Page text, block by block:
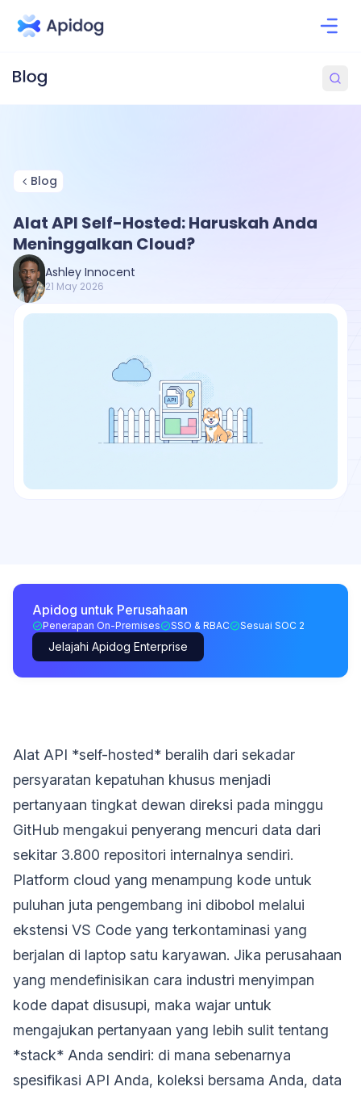
Blog
Alat API Self-Hosted: Haruskah Anda
Meninggalkan Cloud?
Ashley Innocent
21 May 2026
Apidog untuk Perusahaan
Penerapan On-Premises SSO & RBAC Sesuai SOC 2
Jelajahi Apidog Enterprise
Alat API *self-hosted* beralih dari sekadar
persyaratan kepatuhan khusus menjadi
pertanyaan tingkat dewan direksi pada minggu
GitHub mengakui penyerang mencuri data dari
sekitar 3.800 repositori internalnya sendiri.
Platform cloud yang menampung kode untuk
puluhan juta pengembang ini dibobol melalui
ekstensi VS Code yang terkontaminasi yang
berjalan di laptop satu karyawan. Jika perusahaan
yang mendefinisikan cara industri menyimpan
kode dapat disusupi, maka wajar untuk
mengajukan pertanyaan yang lebih sulit tentang
*stack* Anda sendiri: di mana sebenarnya
spesifikasi API Anda, koleksi bersama Anda, data